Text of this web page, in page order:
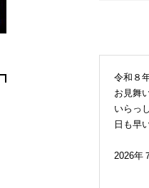
令和８
お見舞
いらっ
日も早
2026年